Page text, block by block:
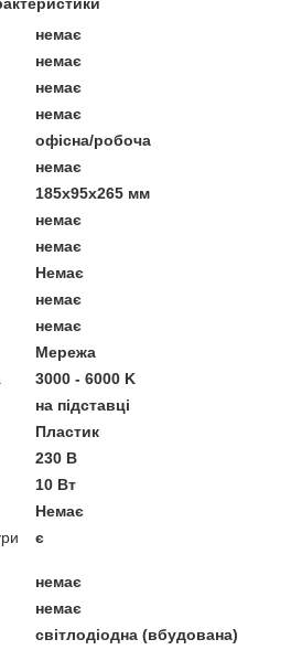
немає
немає
немає
немає
офісна/робоча
немає
185х95х265 мм
немає
немає
Немає
немає
немає
Мережа
3000 - 6000 K
на підставці
Пластик
230 В
10 Вт
Немає
є
немає
немає
світлодіодна (вбудована)